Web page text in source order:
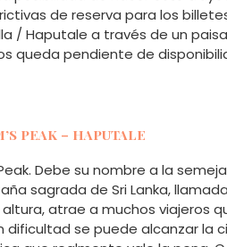
de reserva para los
/ Haputale a través de un
queda pendiente de
PEAK – HAPUTALE
Debe su nombre a la
sagrada de Sri Lanka, llamada
altura, atrae a muchos viajeros
se puede alcanzar la